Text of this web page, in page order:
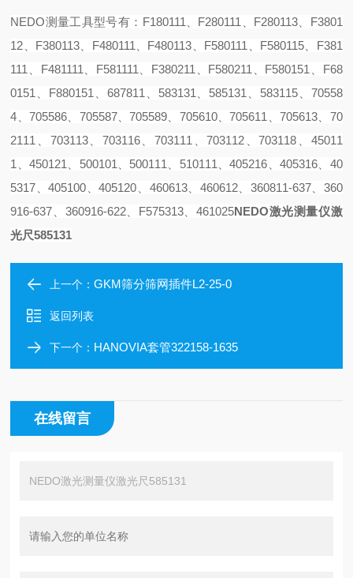
NEDO测量工具型号有：F180111、F280111、F280113、F3801
12、F380113、F480111、F480113、F580111、F580115、F381
111、F481111、F581111
F380211、F580211
F580151、F68
0151、F880151
687811 583131、585131 583115、 70558
4 、705586、705587、705589、705610、705611、705613、 70
2111、703113、703116、703111、703112、703118
45011
1、450121、500101、500111、510111
、405216、405316、40
5317 、405100、405120 460613、460612、 360811-637、360
916-637、360916-622、 F575313、 461025NEDO激光测量仪激
光尺585131
上一个：GKM筛分筛网插件L2-25-0
返回列表
下一个： HANOVIA套管322158-1635
在线留言